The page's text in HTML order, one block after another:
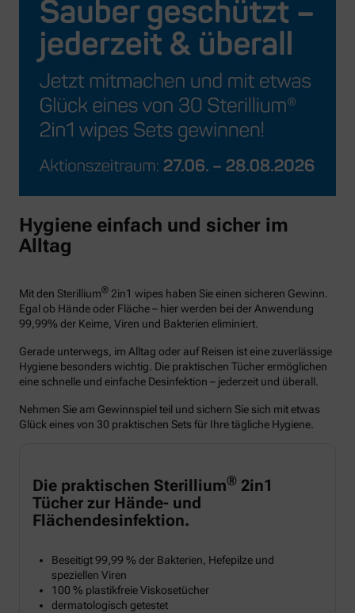
Hygiene einfach und sicher im
Alltag
Mit den Sterillium® 2in1 wipes haben Sie einen sicheren Gewinn.
Egal ob Hände oder Fläche – hier werden bei der Anwendung
99,99% der Keime, Viren und Bakterien eliminiert.
Gerade unterwegs, im Alltag oder auf Reisen ist eine zuverlässige
Hygiene besonders wichtig. Die praktischen Tücher ermöglichen
eine schnelle und einfache Desinfektion – jederzeit und überall.
Nehmen Sie am Gewinnspiel teil und sichern Sie sich mit etwas
Glück eines von 30 praktischen Sets für Ihre tägliche Hygiene.
Die praktischen Sterillium® 2in1
Tücher zur Hände- und
Flächendesinfektion.
Beseitigt 99,99 % der Bakterien, Hefepilze und
speziellen Viren
100 % plastikfreie Viskosetücher
dermatologisch getestet